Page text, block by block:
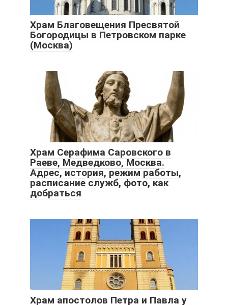
Храм Благовещения Пресвятой
Богородицы в Петровском парке
(Москва)
Храм Серафима Саровского в
Раеве, Медведково, Москва.
Адрес, история, режим работы,
расписание служб, фото, как
добраться
Храм апостолов Петра и Павла у